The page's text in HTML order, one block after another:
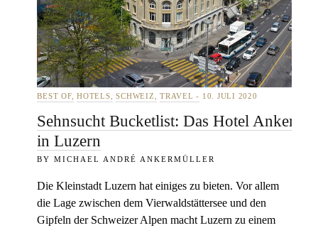
BEST OF HOTELS SCHWEIZ TRAVEL 10. JULI 2020
Sehnsucht Bucketlist: Das Hotel Anker
in Luzern
MICHAEL ANDRÉ ANKERMÜLLER
Die Kleinstadt Luzern hat einiges zu bieten. Vor allem
die Lage zwischen dem Vierwaldstättersee und den
Gipfeln der Schweizer Alpen macht Luzern zu einem